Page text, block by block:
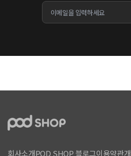
회사소개POD SHOP 블로그이용약관